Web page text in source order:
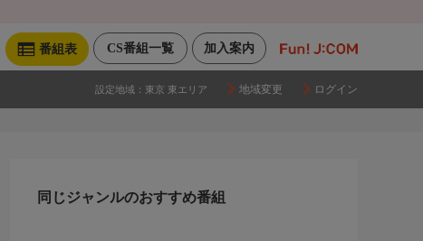
加入案内
CS番組一覧
番組表
設定地域： 東京 東エリア 地域変更 ログイン
同じジャンルのおすすめ番組